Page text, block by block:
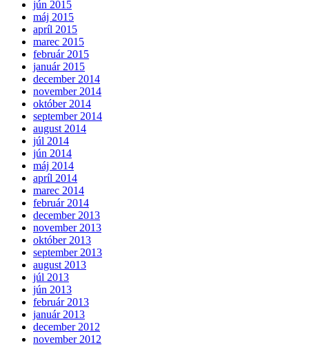
jún 2015
máj 2015
apríl 2015
marec 2015
február 2015
január 2015
december 2014
november 2014
október 2014
september 2014
august 2014
júl 2014
jún 2014
máj 2014
apríl 2014
marec 2014
február 2014
december 2013
november 2013
október 2013
september 2013
august 2013
júl 2013
jún 2013
február 2013
január 2013
december 2012
november 2012